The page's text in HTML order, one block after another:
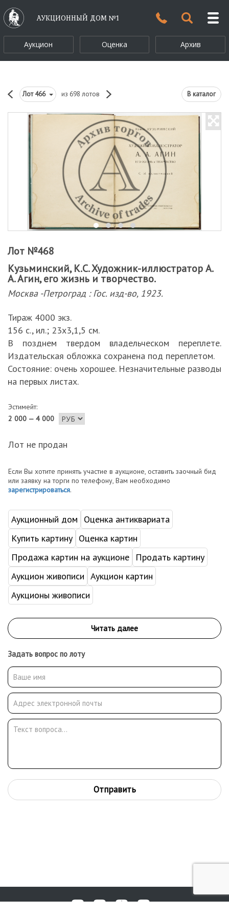
АУКЦИОННЫЙ ДОМ №1
Аукцион Оценка Архив
Лот466 из 698 лотов В каталог
Лот №468
Кузьминский, К.С. Художник-иллюстратор А.
А. Агин, его жизнь и творчество.
Москва -Петроград : Гос. изд-во, 1923.
Тираж 4000 экз.
156 с., ил.; 23х3,1,5 см.
В позднем твердом владельческом переплете.
Издательская обложка сохранена под переплетом.
Состояние: очень хорошее. Незначительные разводы
на первых листах.
Эстимейт:
2 000 — 4 000
Лот не продан
Если Вы хотите принять участие в аукционе, оставить заочный бид
или заявку на торги по телефону, Вам необходимо
зарегистрироваться.
Аукционный дом
Оценка антиквариата
Купить картину Оценка картин
Продажа картин на аукционе
Продать картину
Аукцион живописи Аукцион картин
Аукционы живописи
Задать вопрос по лоту
Отправить